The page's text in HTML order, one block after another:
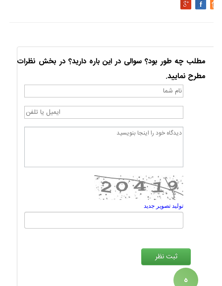
مطلب چه طور بود؟ سوالی در این باره دارید؟ در بخش نظرات
مطرح نمایید.
تولید تصویر جدید
ه